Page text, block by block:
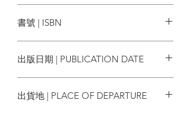
書號 | ISBN
出版日期 | PUBLICATION DATE
出貨地 | PLACE OF DEPARTURE